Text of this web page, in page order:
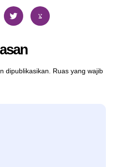
dipublikasikan.
Ruas yang wajib